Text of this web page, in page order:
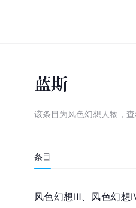
蓝斯
该条目为风色幻想人物 ，
条目
风色幻想Ⅲ、风色幻想